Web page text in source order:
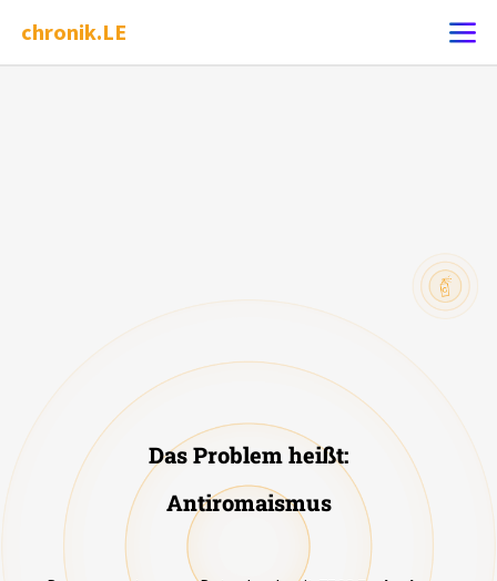
chronik.LE
Phänomene
Aktuelles
Das Problem heißt:
Rassismus
Antiromaismus
Antifeminismus